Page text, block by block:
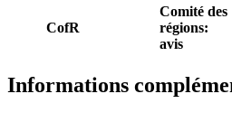
CofR
Comité des
régions:
avis
Informations